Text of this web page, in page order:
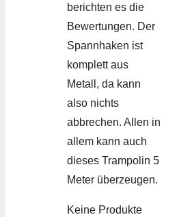
berichten es die
Bewertungen. Der
Spannhaken ist
komplett aus
Metall, da kann
also nichts
abbrechen. Allen in
allem kann auch
dieses Trampolin 5
Meter überzeugen.
Keine Produkte